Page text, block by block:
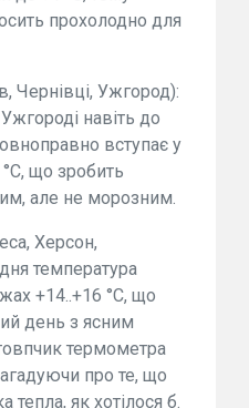
прохолодно для
Чернівці, Ужгород):
навіть до
вступає у
що зробить
але не морозним.
Херсон,
температура
+14..+16 °C, що
день з ясним
термометра
про те, що
тепла, як хотілося б.